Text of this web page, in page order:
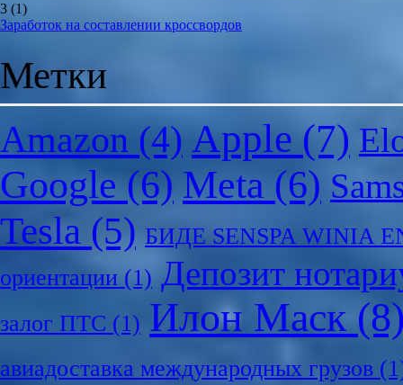
3 (1)
Заработок на составлении кроссвордов
Метки
Amazon (4) Apple (7)
Google(6) Meta (6)
Tesla (5) БИДЕ SENSPA WINIA
ориентации (1) Депозит
залог ПТС (1) Илон Маск
авиадоставка международных грузов